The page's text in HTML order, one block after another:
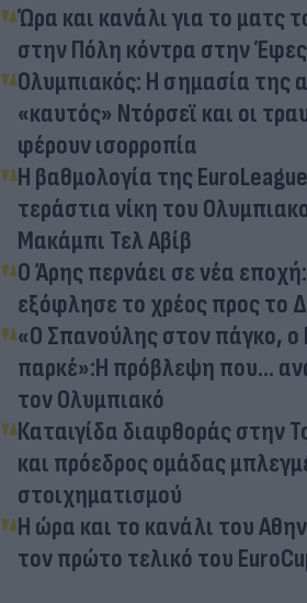
Ώρα και κανάλι για το ματς
στην Πόλη κόντρα στην Έφες
Ολυμπιακός: Η σημασία της
«καυτός» Ντόρσεϊ και οι
φέρουν ισορροπία
Η βαθμολογία της
τεράστια νίκη του
Μακάμπι Τελ Αβίβ
O Άρης περνάει σε νέα
εξόφλησε το χρέος προς το
«Ο Σπανούλης στον πάγκο, ο
παρκέ»:Η πρόβλεψη που…
τον Ολυμπιακό
Καταιγίδα διαφθοράς στην
και πρόεδρος ομάδας
στοιχηματισμού
Η ώρα και το κανάλι του
τον πρώτο τελικό του